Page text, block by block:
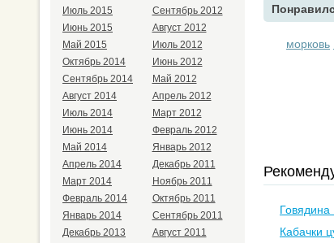
морковь
Кабачки
Июль 2015
Июнь 2015
Май 2015
Октябрь 2014
Сентябрь 2014
Август 2014
Июль 2014
Июнь 2014
Май 2014
Апрель 2014
Март 2014
Февраль 2014
Январь 2014
Декабрь 2013
Сентябрь 2012
Август 2012
Июль 2012
Июнь 2012
Май 2012
Апрель 2012
Март 2012
Февраль 2012
Январь 2012
Декабрь 2011
Ноябрь 2011
Октябрь 2011
Сентябрь 2011
Август 2011